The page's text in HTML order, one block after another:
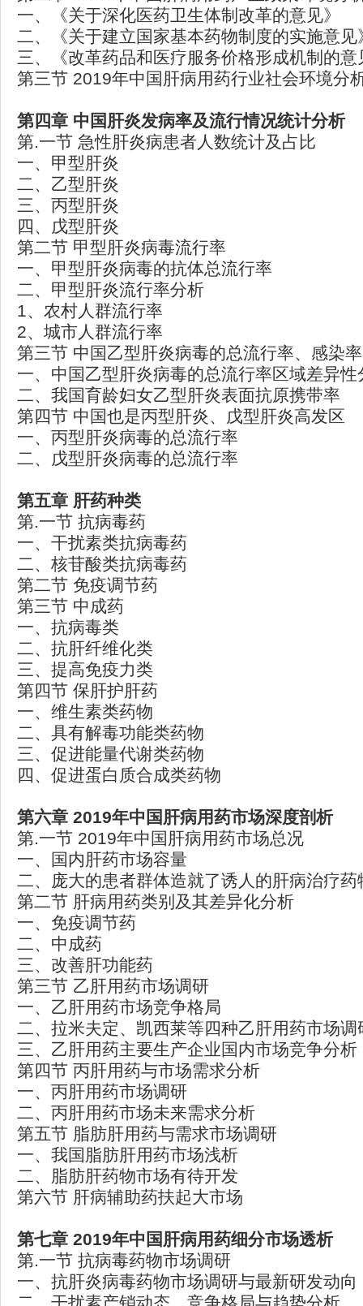
一、《关于深化医药卫生体制改革的意见》
二、《关于建立国家基本药物制度的实施意见
三、《改革药品和医疗服务价格形成机制的意
第三节 2019年中国肝病用药行业社会环境分
第四章 中国肝炎发病率及流行情况统计分析
第.一节 急性肝炎病患者人数统计及占比
一、甲型肝炎
二、乙型肝炎
三、丙型肝炎
四、戊型肝炎
第二节 甲型肝炎病毒流行率
一、甲型肝炎病毒的抗体总流行率
二、甲型肝炎流行率分析
1、农村人群流行率
2、城市人群流行率
第三节 中国乙型肝炎病毒的总流行率、感染
一、中国乙型肝炎病毒的总流行率区域差异性
二、我国育龄妇女乙型肝炎表面抗原携带率
第四节 中国也是丙型肝炎、戊型肝炎高发区
一、丙型肝炎病毒的总流行率
二、戊型肝炎病毒的总流行率
第五章 肝药种类
第.一节 抗病毒药
一、干扰素类抗病毒药
二、核苷酸类抗病毒药
第二节 免疫调节药
第三节 中成药
一、抗病毒类
二、抗肝纤维化类
三、提高免疫力类
第四节 保肝护肝药
一、维生素类药物
二、具有解毒功能类药物
三、促进能量代谢类药物
四、促进蛋白质合成类药物
第六章 2019年中国肝病用药市场深度剖析
第.一节 2019年中国肝病用药市场总况
一、国内肝药市场容量
二、庞大的患者群体造就了诱人的肝病治疗药
第二节 肝病用药类别及其差异化分析
一、免疫调节药
二、中成药
三、改善肝功能药
第三节 乙肝用药市场调研
一、乙肝用药市场竞争格局
二、拉米夫定、凯西莱等四种乙肝用药市场调
三、乙肝用药主要生产企业国内市场竞争分析
第四节 丙肝用药与市场需求分析
一、丙肝用药市场调研
二、丙肝用药市场未来需求分析
第五节 脂肪肝用药与需求市场调研
一、我国脂肪肝用药市场浅析
二、脂肪肝药物市场有待开发
第六节 肝病辅助药扶起大市场
第七章 2019年中国肝病用药细分市场透析
第.一节 抗病毒药物市场调研
一、抗肝炎病毒药物市场调研与最新研发动向